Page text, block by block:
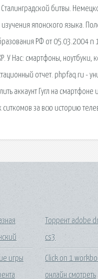
битвы.
японского языка.
РФ от 05.03.2004
Нас: смартфоны, ноутбуки,
отчет. phpfaq.ru -
аккаунт Гугл на
за всю историю
игры
Торрент adobe
cs3
Click on 1
онлайн смотреть